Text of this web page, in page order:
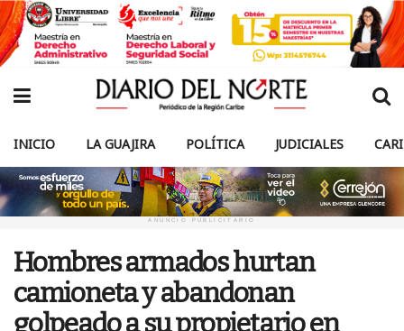
INICIO LA GUAJIRA POLÍTICA JUDICIALES
ANUNCIO PUBLICITARIO
Hombres armados hurtan
camioneta y abandonan
golpeado a su propietario en